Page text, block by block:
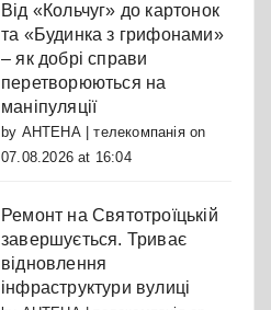
Від «Кольчуг» до картонок
та «Будинка з грифонами»
– як добрі справи
перетворюються на
маніпуляції
by АНТЕНА | телекомпаніяon
07.08.2026 at 16:04
Ремонт на Святотроїцькій
завершується. Триває
відновлення
інфраструктури вулиці